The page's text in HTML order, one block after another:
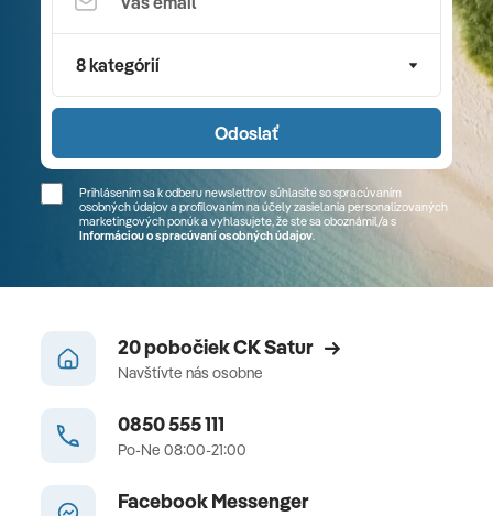
8 kategórií
Odoslať
Prihlásením sa k odberu newslettrov súhlasíte so spracúvaním
osobných údajov a profilovaním na účely zasielania personalizovaných
marketingových ponúk a vyhlasujete, že ste sa oboznámil/a s
Informáciou o spracúvaní osobných údajov.
20 pobočiek CK Satur
Navštívte nás osobne
0850 555 111
Po-Ne 08:00-21:00
Facebook Messenger